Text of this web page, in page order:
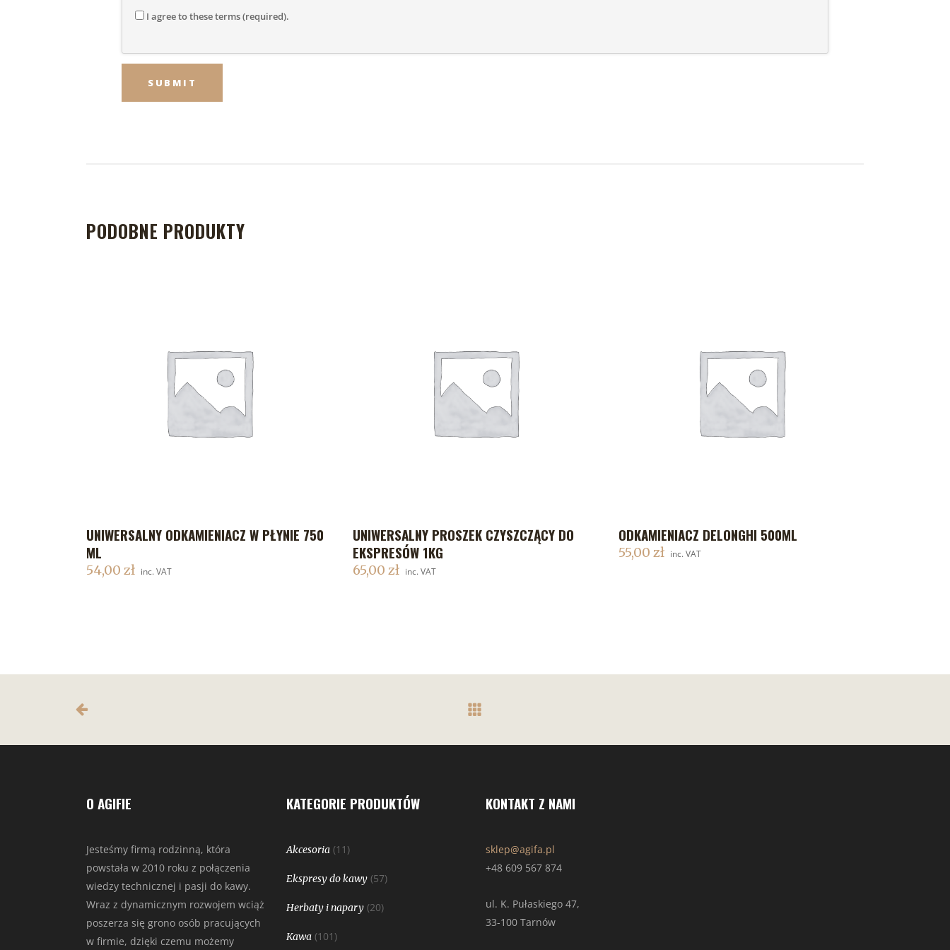
I agree to these terms (required).
PODOBNE PRODUKTY
DODAJ DO KOSZYKA
UNIWERSALNY ODKAMIENIACZ W PŁYNIE 750
ML
54,00 zł inc. VAT
DODAJ DO KOSZYKA
UNIWERSALNY PROSZEK CZYSZCZĄCY DO
EKSPRESÓW 1KG
65,00 zł inc. VAT
DODAJ DO KOSZYKA
ODKAMIENIACZ DELONGHI 500ML
55,00zł inc. VAT
O AGIFIE
Jesteśmy firmą rodzinną, która
powstała w 2010 roku z połączenia
wiedzy technicznej i pasji do kawy.
Wraz z dynamicznym rozwojem wciąż
poszerza się grono osób pracujących
w firmie, dzięki czemu możemy
KATEGORIE PRODUKTÓW
Akcesoria (11)
Ekspresy do kawy (57)
Herbaty i napary (20)
Kawa (101)
KONTAKT Z NAMI
sklep@agifa.pl
+48 609 567 874
ul. K. Pułaskiego 47,
33-100 Tarnów